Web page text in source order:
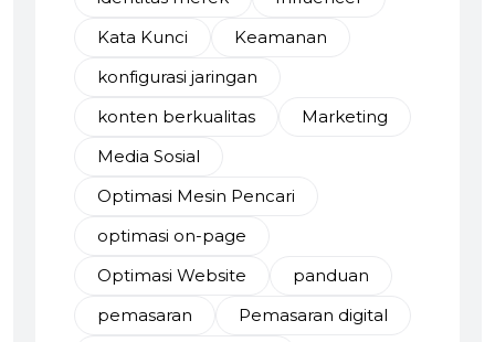
Kata Kunci
Keamanan
konfigurasi jaringan
konten berkualitas
Marketing
Media Sosial
Optimasi Mesin Pencari
optimasi on-page
Optimasi Website
panduan
pemasaran
Pemasaran digital